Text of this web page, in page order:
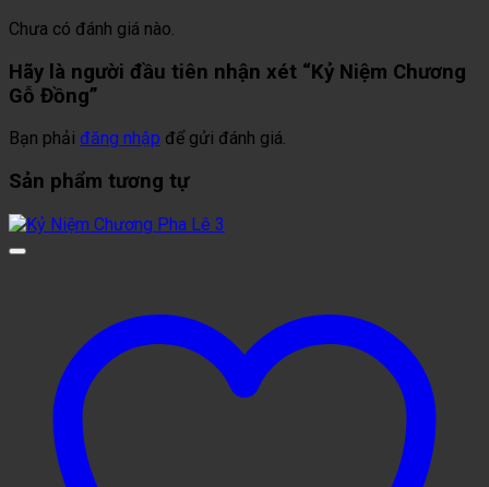
Chưa có đánh giá nào.
Hãy là người đầu tiên nhận xét “Kỷ Niệm Chương
Gỗ Đồng”
Bạn phải đăng nhập để gửi đánh giá.
Sản phẩm tương tự